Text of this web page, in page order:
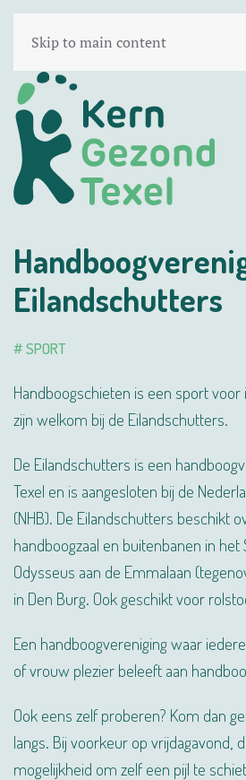
Skip to main content
Eilandschutters
# SPORT
Handboogschieten is een sport
zijn welkom bij de Eilandschutters.
De Eilandschutters is een
Texel en is aangesloten bij de
(NHB). De Eilandschutters beschikt
handboogzaal en buitenbanen in
Odysseus aan de Emmalaan
in Den Burg. Ook geschikt voor
Een handboogvereniging waar
of vrouw plezier beleeft aan
Ook eens zelf proberen? Kom dan
langs. Bij voorkeur op vrijdagavond,
mogelijkheid om zelf een pijl te